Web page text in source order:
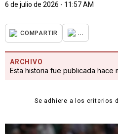
6 de julio de 2026 - 11:57 AM
COMPARTIR ...
ARCHIVO
Esta historia fue publicada hace
Se adhiere a los criterios